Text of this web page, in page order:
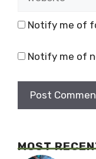
Notify me of
Notify me of
MOST